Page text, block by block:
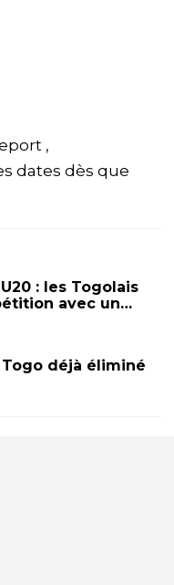
,
dates dès que
: les Togolais
avec un…
Togo déjà éliminé